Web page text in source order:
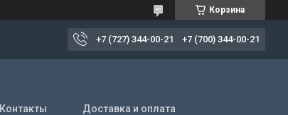
Корзина
+7 (727) 344-00-21 +7 (700) 344-00-21
Контакты Доставка и оплата